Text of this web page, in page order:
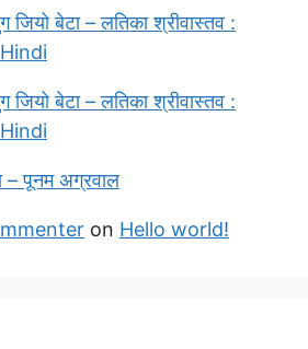
बेटा – लतिका श्रीवास्तव :
बेटा – लतिका श्रीवास्तव :
– पूनम अग्रवाल
on Hello world!